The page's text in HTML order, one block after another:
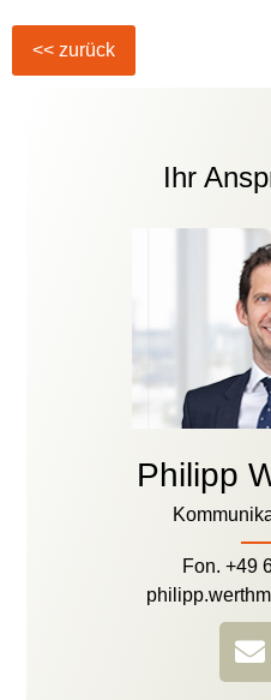
Ihr
Philipp
Fon. +49